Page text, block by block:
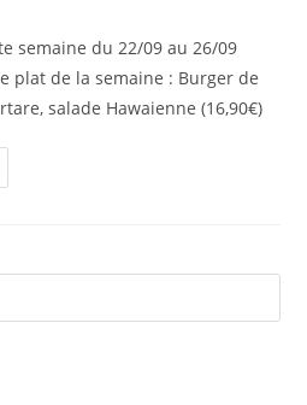
semaine du 22/09 au 26/09
plat de la semaine : Burger de
salade Hawaienne (16,90€)